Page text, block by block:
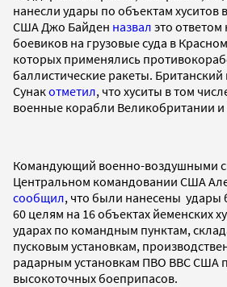
нанесли удары по объектам хуситов
США Джо Байден назвал это
боевиков на грузовые суда в
которых применялись
баллистические ракеты.
Сунакотметил, что хуситы в том
военные корабли Великобритании
Командующий военно-воздушными
Центральном командовании США
сообщил, что были нанесены удары
60 целям на 16 объектах йеменских
ударах по командным пунктам,
пусковым установкам,
радарным установкам ПВО ВВС США
высокоточных боеприпасов.